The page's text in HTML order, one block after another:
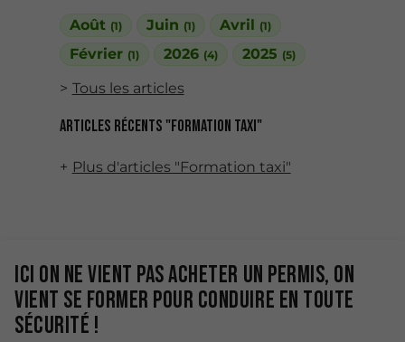
Août (1) Juin (1) Avril (1)
Février (1) 2026 (4) 2025 (5)
Tous les articles
Articles récents "Formation taxi"
Plus d'articles "Formation taxi"
Ici on ne vient pas acheter un permis, on
vient se former pour conduire en toute
sécurité !